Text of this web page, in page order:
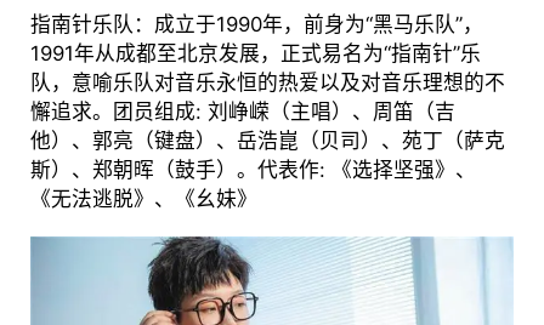
指南针乐队：成立于1990年，前身为“黑马乐队”，
1991年从成都至北京发展，正式易名为“指南针”乐
队，意喻乐队对音乐永恒的热爱以及对音乐理想的不
懈追求。团员组成: 刘峥嵘（主唱）、周笛（吉
他）、郭亮（键盘）、岳浩崑（贝司）、苑丁（萨克
斯）、郑朝晖（鼓手）。代表作: 《选择坚强》、
《无法逃脱》、《幺妹》